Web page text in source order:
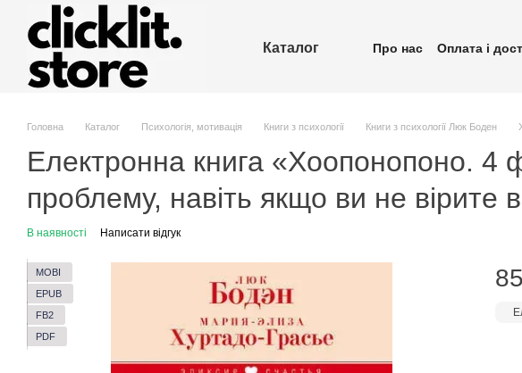
Перейти до основного контенту
Каталог Про нас Оплата і
Головна Каталог Психологія, мотивація Книги з психології Книги з психології Люк Боден
Електронна книга «Хоопонопоно. 4
проблему, навіть якщо ви не вірите
В наявності Написати відгук
MOBI
EPUB
FB2
PDF